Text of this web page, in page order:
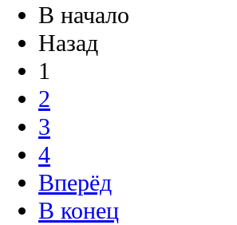
В начало
Назад
1
2
3
4
Вперёд
В конец